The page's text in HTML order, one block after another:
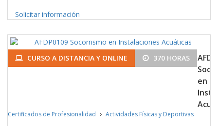
Solicitar información
CURSO A DISTANCIA Y ONLINE 370 HORAS
en
Certificados de Profesionalidad Actividades Físicas y Deportivas